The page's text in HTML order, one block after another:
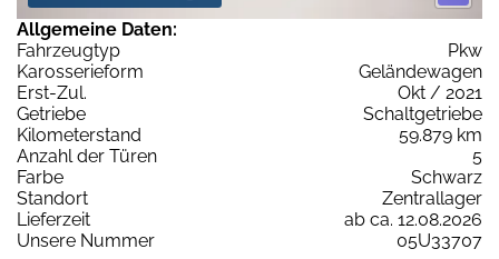
Allgemeine Daten:
Fahrzeugtyp
Pkw
Karosserieform
Geländewagen
Erst-Zul.
Okt / 2021
Getriebe
Schaltgetriebe
Kilometerstand
59.879 km
Anzahl der Türen
5
Farbe
Schwarz
Standort
Zentrallager
Lieferzeit
ab ca. 12.08.2026
Unsere Nummer
05U33707